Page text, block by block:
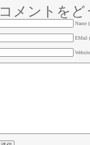
コメントをど
Name
EMail